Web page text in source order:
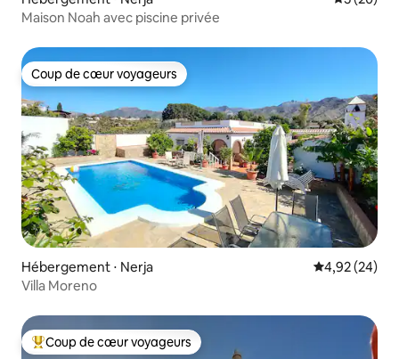
Maison Noah avec piscine privée
Coup de cœur voyageurs
Coup de cœur voyageurs
Hébergement ⋅ Nerja Évaluation
4,92 (24)
Villa Moreno
Coups de cœur voyageurs les plus appréciés
Coup de cœur voyageurs